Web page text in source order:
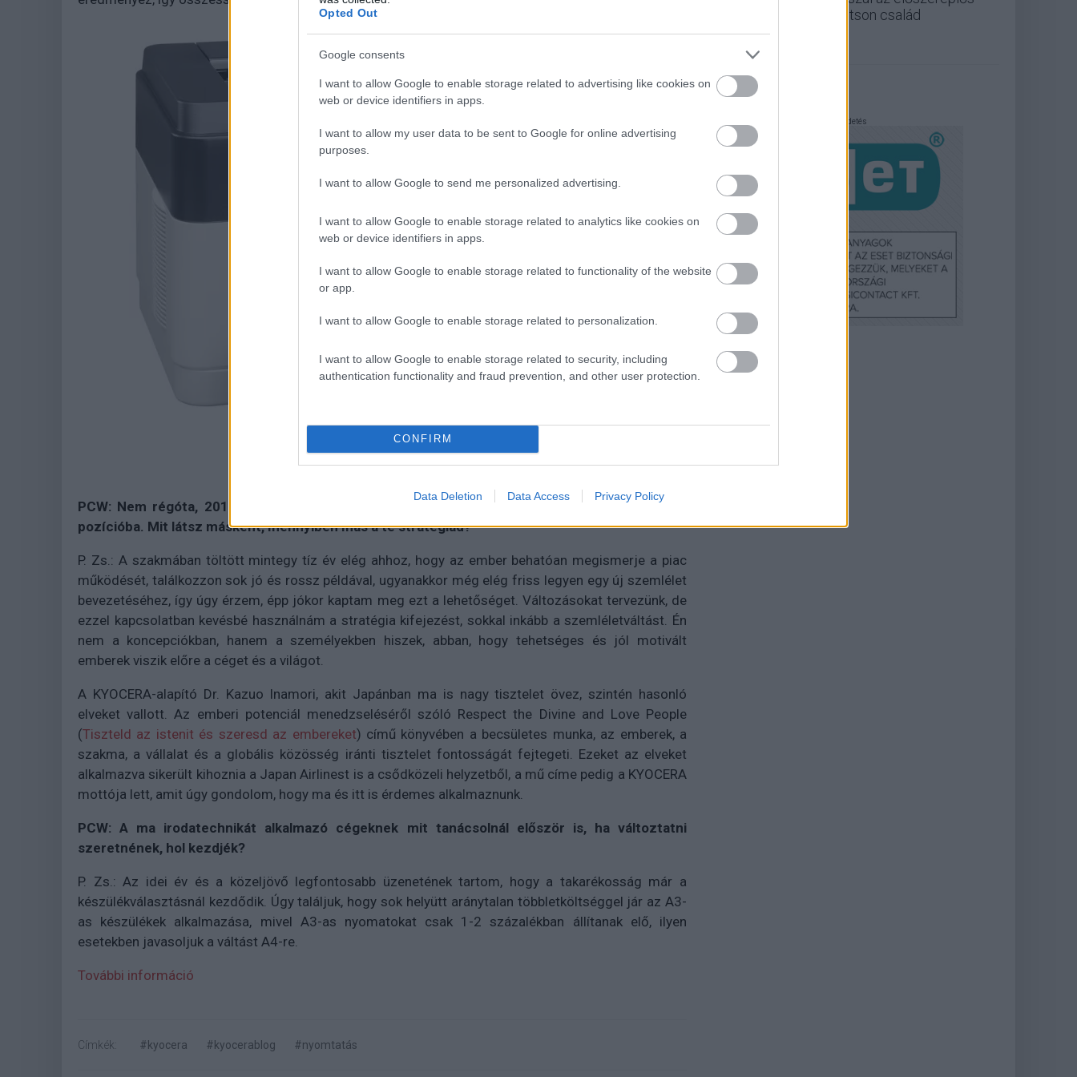
Opted Out
Google consents
I want to allow Google to enable storage related to advertising like cookies on
web or device identifiers in apps.
I want to allow my user data to be sent to Google for online advertising
purposes.
I want to allow Google to send me personalized advertising.
I want to allow Google to enable storage related to analytics like cookies on
web or device identifiers in apps.
I want to allow Google to enable storage related to functionality of the website
or app.
I want to allow Google to enable storage related to personalization.
I want to allow Google to enable storage related to security, including
authentication functionality and fraud prevention, and other user protection.
CONFIRM
Data Deletion Data Access Privacy Policy
PCW: Nem régóta, 2015. februárjától vagy kereskedelmi igazgató és fiatalon jutottál ebbe a
pozícióba. Mit látsz másként, mennyiben más a te stratégiád?
P. Zs.: A szakmában töltött mintegy tíz év elég ahhoz, hogy az ember behatóan megismerje a piac
működését, találkozzon sok jó és rossz példával, ugyanakkor még elég friss legyen egy új szemlélet
bevezetéséhez, így úgy érzem, épp jókor kaptam meg ezt a lehetőséget. Változásokat tervezünk, de
ezzel kapcsolatban kevésbé használnám a stratégia kifejezést, sokkal inkább a szemléletváltást. Én
nem a koncepciókban, hanem a személyekben hiszek, abban, hogy tehetséges és jól motivált
emberek viszik előre a céget és a világot.
A KYOCERA-alapító Dr. Kazuo Inamori, akit Japánban ma is nagy tisztelet övez, szintén hasonló
elveket vallott. Az emberi potenciál menedzseléséről szóló Respect the Divine and Love People
(Tiszteld az istenit és szeresd az embereket) című könyvében a becsületes munka, az emberek, a
szakma, a vállalat és a globális közösség iránti tisztelet fontosságát fejtegeti. Ezeket az elveket
alkalmazva sikerült kihoznia a Japan Airlinest is a csődközeli helyzetből, a mű címe pedig a KYOCERA
mottója lett, amit úgy gondolom, hogy ma és itt is érdemes alkalmaznunk.
PCW: A ma irodatechnikát alkalmazó cégeknek mit tanácsolnál először is, ha változtatni
szeretnének, hol kezdjék?
P. Zs.: Az idei év és a közeljövő legfontosabb üzenetének tartom, hogy a takarékosság már a
készülékválasztásnál kezdődik. Úgy találjuk, hogy sok helyütt aránytalan többletköltséggel jár az A3-
as készülékek alkalmazása, mivel A3-as nyomatokat csak 1-2 százalékban állítanak elő, ilyen
esetekben javasoljuk a váltást A4-re.
További információ
Címkék: #kyocera #kyocerablog #nyomtatás
Jetson család
Hirdetés